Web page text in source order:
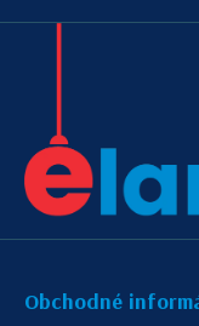
Obchodné